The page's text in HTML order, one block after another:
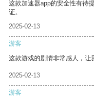
这款加速器app的安全性有待
证。
2025-02-13
游客
这款游戏的剧情非常感人，让
2025-02-13
游客